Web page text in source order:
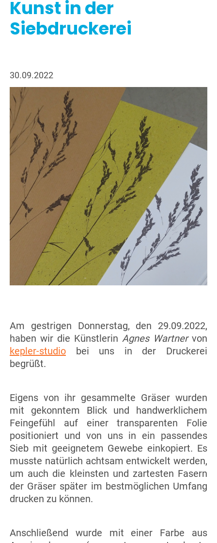
Kunst in der
Siebdruckerei
30.09.2022
Am gestrigen Donnerstag, den 29.09.2022,
haben wir die Künstlerin Agnes Wartner von
kepler-studio bei uns in der Druckerei
begrüßt.
Eigens von ihr gesammelte Gräser wurden
mit gekonntem Blick und handwerklichem
Feingefühl auf einer transparenten Folie
positioniert und von uns in ein passendes
Sieb mit geeignetem Gewebe einkopiert. Es
musste natürlich achtsam entwickelt werden,
um auch die kleinsten und zartesten Fasern
der Gräser später im bestmöglichen Umfang
drucken zu können.
Anschließend wurde mit einer Farbe aus